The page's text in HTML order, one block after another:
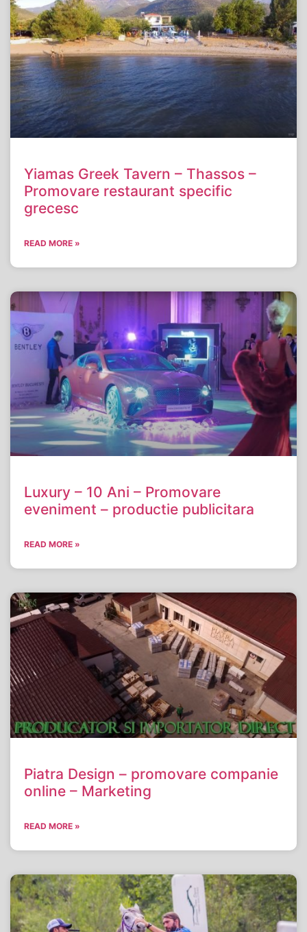
Yiamas Greek Tavern – Thassos –
Promovare restaurant specific
grecesc
READ MORE »
Luxury – 10 Ani – Promovare
eveniment – productie publicitara
READ MORE »
Piatra Design – promovare companie
online – Marketing
READ MORE »